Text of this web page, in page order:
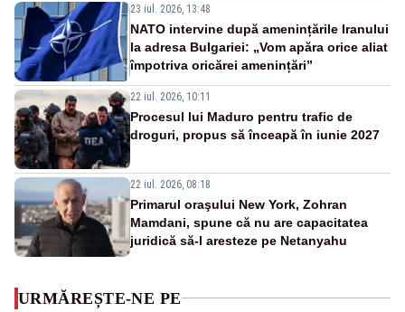
23 iul. 2026, 13:48
NATO intervine după amenințările Iranului
la adresa Bulgariei: „Vom apăra orice aliat
împotriva oricărei amenințări”
22 iul. 2026, 10:11
Procesul lui Maduro pentru trafic de
droguri, propus să înceapă în iunie 2027
22 iul. 2026, 08:18
Primarul oraşului New York, Zohran
Mamdani, spune că nu are capacitatea
juridică să-l aresteze pe Netanyahu
URMĂREȘTE-NE PE